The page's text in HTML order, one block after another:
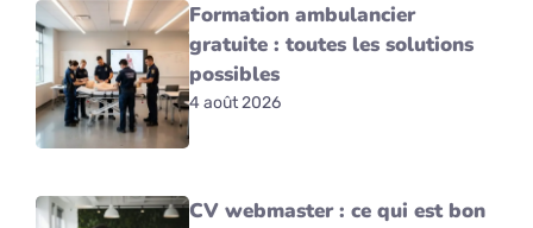
Formation ambulancier
gratuite : toutes les solutions
possibles
4 août 2026
CV webmaster : ce qui est bon